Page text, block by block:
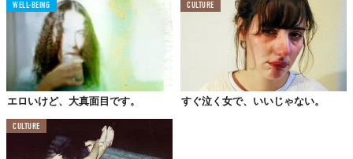
WELL-BEING
エロいけど、大真面目です。
CULTURE
すぐ泣く女で、いいじゃない。
CULTURE